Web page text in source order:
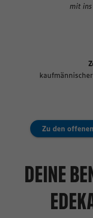
mit ins
Zu den
DEINE